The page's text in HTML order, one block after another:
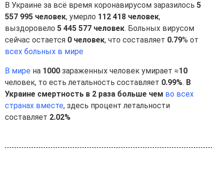
В Украине за всё время коронавирусом заразилось 5
557 995 человек, умерло 112 418 человек,
выздоровело 5 445 577 человек. Больных вирусом
сейчас остается 0 человек, что составляет 0.79% от
всех больных в мире
В мире на 1000 зараженных человек умирает ≈10
человек, то есть летальность составляет 0.99%. В
Украине смертность в 2 раза больше чем во всех
странах вместе, здесь процент летальности
составляет 2.02%